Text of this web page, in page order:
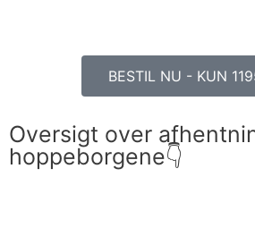
BESTIL NU - KUN
Oversigt over
hoppeborgene👇